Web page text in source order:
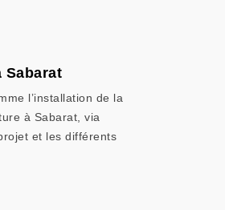
Sabarat
l’installation de la
à Sabarat, via
et les différents